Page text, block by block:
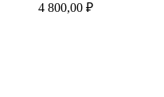
4 800,00 ₽